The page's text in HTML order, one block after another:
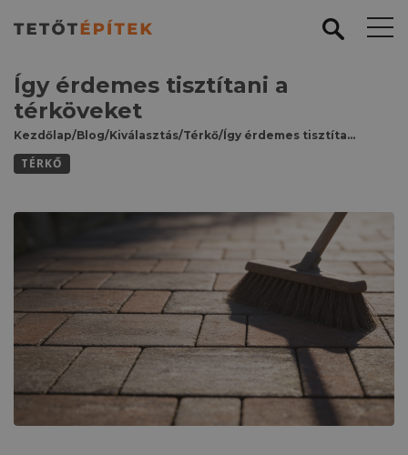
Így érdemes tisztítani a
térköveket
Kezdőlap/Blog/Kiválasztás/Térkő/ Így érdemes tisztítani a térköveket
TÉRKŐ